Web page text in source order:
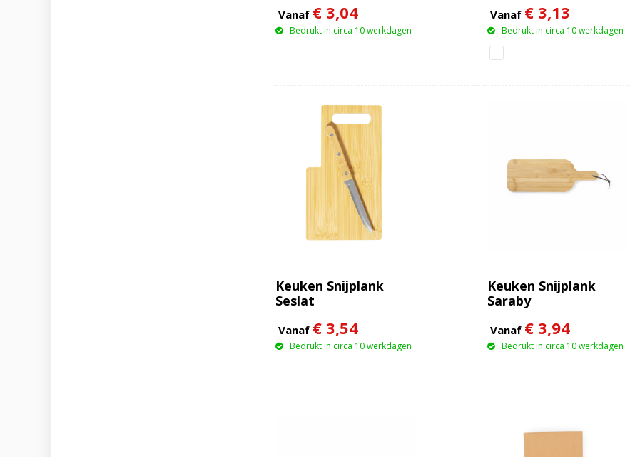
Vanaf € 3,04
Bedrukt in circa 10 werkdagen
Vanaf € 3,13
Bedrukt in circa 10 werkdagen
Keuken Snijplank
Seslat
Vanaf € 3,54
Bedrukt in circa 10 werkdagen
Keuken Snijplank
Saraby
Vanaf € 3,94
Bedrukt in circa 10 werkdagen